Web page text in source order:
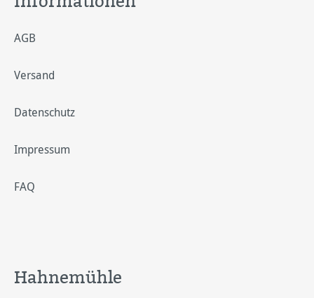
AGB
Versand
Datenschutz
Impressum
FAQ
Hahnemühle